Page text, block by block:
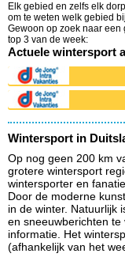
Elk gebied en zelfs elk
om te weten welk gebied
Gewoon op zoek naar een
top 3 van de week:
Actuele wintersport
Wintersport in
Op nog geen 200 km
grotere wintersport
wintersporter en
Door de moderne
in de winter. Natuurlijk
en sneeuwberichten
informatie. Het
(afhankelijk van het